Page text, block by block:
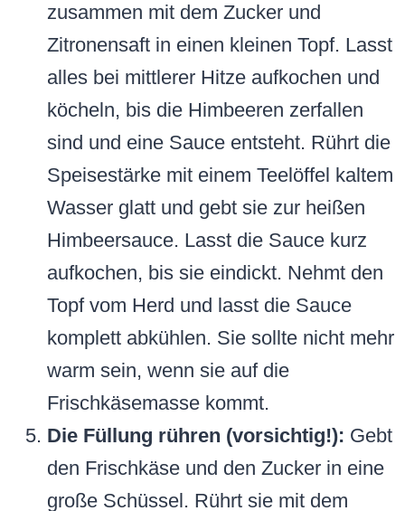
zusammen mit dem Zucker und
Zitronensaft in einen kleinen Topf. Lasst
alles bei mittlerer Hitze aufkochen und
köcheln, bis die Himbeeren zerfallen
sind und eine Sauce entsteht. Rührt die
Speisestärke mit einem Teelöffel kaltem
Wasser glatt und gebt sie zur heißen
Himbeersauce. Lasst die Sauce kurz
aufkochen, bis sie eindickt. Nehmt den
Topf vom Herd und lasst die Sauce
komplett abkühlen. Sie sollte nicht mehr
warm sein, wenn sie auf die
Frischkäsemasse kommt.
Die Füllung rühren (vorsichtig!): Gebt
den Frischkäse und den Zucker in eine
große Schüssel. Rührt sie mit dem